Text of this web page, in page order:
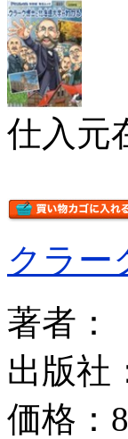
仕入元
クラー
著者：
出版社
価格：